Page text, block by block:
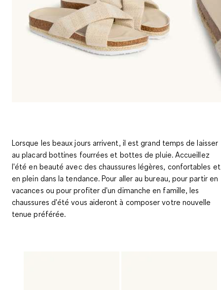
Lorsque les beaux jours arrivent, il est grand temps de laisser
au placard bottines fourrées et bottes de pluie. Accueillez
l'été en beauté avec des chaussures légères, confortables et
en plein dans la tendance. Pour aller au bureau, pour partir en
vacances ou pour profiter d'un dimanche en famille, les
chaussures d'été vous aideront à composer votre nouvelle
tenue préférée.